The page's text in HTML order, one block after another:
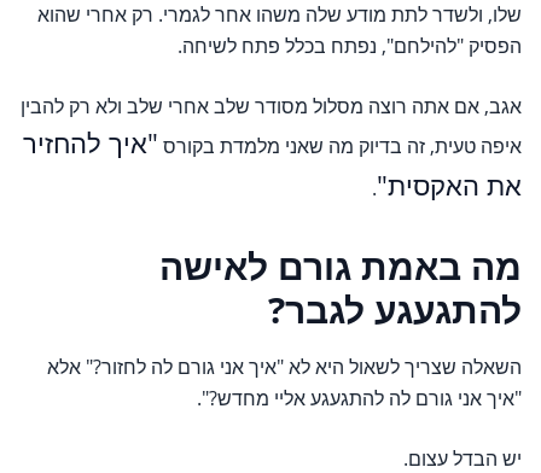
שלו, ולשדר לתת מודע שלה משהו אחר לגמרי. רק אחרי שהוא
הפסיק "להילחם", נפתח בכלל פתח לשיחה.
אגב, אם אתה רוצה מסלול מסודר שלב אחרי שלב ולא רק להבין
איפה טעית, זה בדיוק מה שאני מלמדת בקורס "איך להחזיר
את האקסית".
מה באמת גורם לאישה
להתגעגע לגבר?
השאלה שצריך לשאול היא לא "איך אני גורם לה לחזור?" אלא
"איך אני גורם לה להתגעגע אליי מחדש?".
יש הבדל עצום.